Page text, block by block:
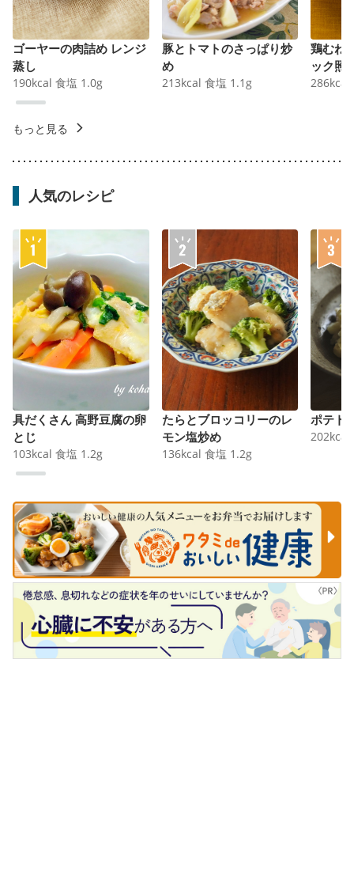
ゴーヤーの肉詰め レンジ
蒸し
190kcal 食塩 1.0g
豚とトマトのさっぱり炒
め
213kcal 食塩 1.1 g
鶏むね
ック照
286kcal
もっと見る
人気のレシピ
具だくさん 高野豆腐の卵
とじ
103kcal 食塩 1.2g
たらとブロッコリーのレ
モン塩炒め
136kcal 食塩 1.2g
ポテト
202kcal